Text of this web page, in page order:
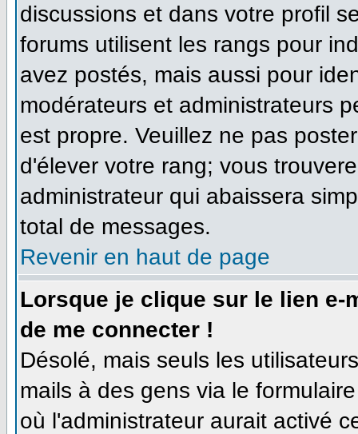
discussions et dans votre profil
forums utilisent les rangs pour
avez postés, mais aussi pour
modérateurs et administrateurs
est propre. Veuillez ne pas
d'élever votre rang; vous
administrateur qui abaissera
total de messages.
Revenir en haut de page
Lorsque je clique sur le lien e-
de me connecter !
Désolé, mais seuls les
mails à des gens via le
où l'administrateur aurait activé